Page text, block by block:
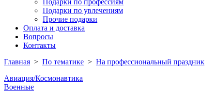
Подарки по профессиям
Подарки по увлечениям
Прочие подарки
Оплата и доставка
Вопросы
Контакты
Главная > По тематике > На профессиональный праздник
Авиация/Космонавтика
Военные